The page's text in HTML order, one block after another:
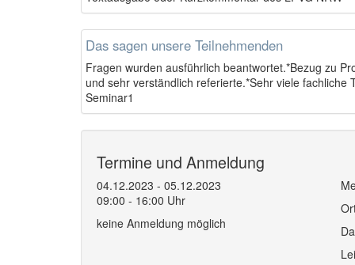
Das sagen unsere Teilnehmenden
Fragen wurden ausführlich beantwortet.*Bezug zu
und sehr verständlich referierte.*Sehr viele
Seminar1
Termine und Anmeldung
04.12.2023 - 05.12.2023
09:00 - 16:00 Uhr
keine Anmeldung möglich